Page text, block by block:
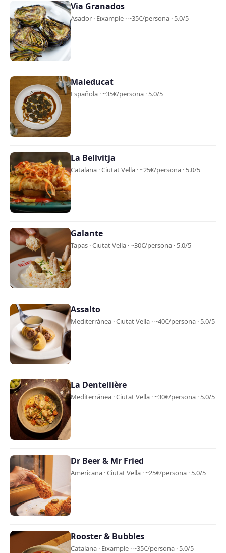
Via Granados
Asador · Eixample · ~35€/persona · 5.0/5
Maleducat
Española · ~35€/persona · 5.0/5
La Bellvitja
Catalana · Ciutat Vella · ~25€/persona · 5.0/5
Galante
Tapas · Ciutat Vella · ~30€/persona · 5.0/5
Assalto
Mediterránea · Ciutat Vella · ~40€/persona · 5.0/5
La Dentellière
Mediterránea · Ciutat Vella · ~30€/persona · 5.0/5
Dr Beer & Mr Fried
Americana · Ciutat Vella · ~25€/persona · 5.0/5
Rooster & Bubbles
Catalana · Eixample · ~35€/persona · 5.0/5